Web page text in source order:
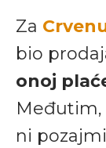
Za
bio
onoj
ni